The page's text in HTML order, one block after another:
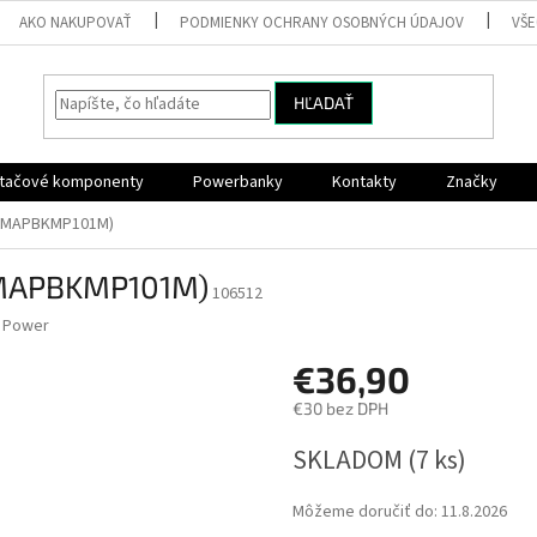
AKO NAKUPOVAŤ PODMIENKY OCHRANY OSOBNÝCH ÚDAJOV
HĽADAŤ
komponenty Powerbanky Kontakty
Značky
106512
€36,90
€30 bez DPH
cena:
SKLADOM (7 ks)
Môžeme doručiť do: 11.8.2026